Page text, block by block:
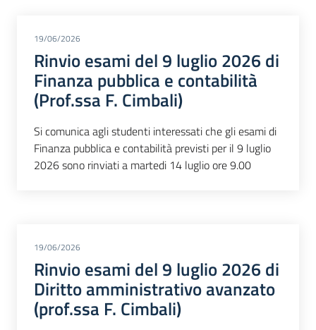
19/06/2026
Rinvio esami del 9 luglio 2026 di
Finanza pubblica e contabilità
(Prof.ssa F. Cimbali)
Si comunica agli studenti interessati che gli esami di
Finanza pubblica e contabilità previsti per il 9 luglio
2026 sono rinviati a martedi 14 luglio ore 9.00
19/06/2026
Rinvio esami del 9 luglio 2026 di
Diritto amministrativo avanzato
(prof.ssa F. Cimbali)